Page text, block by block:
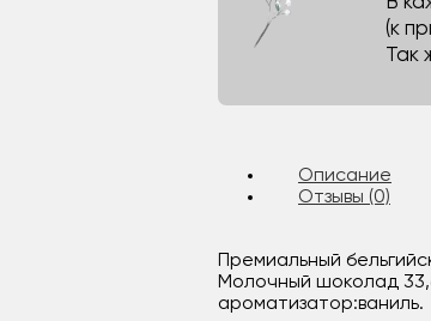
(к
Так
Описание
Отзывы (0)
Премиальный
Молочный шоколад
ароматизатор:ваниль.